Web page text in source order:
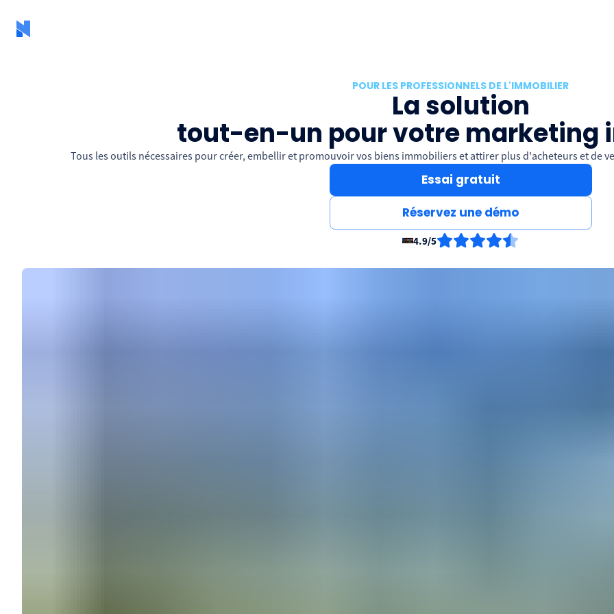
POUR LES PROFESSIONNELS DE L'IMMOBILIER
La solution
tout-en-un pour votre marketing
Tous les outils nécessaires pour créer, embellir et promouvoir vos biens immobiliers et attirer plus d'acheteurs et de
Essai gratuit
Réservez une démo
4.9/5